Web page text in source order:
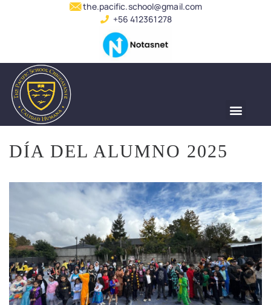
the.pacific.school@gmail.com
+56 412361278
DÍA DEL ALUMNO 2025